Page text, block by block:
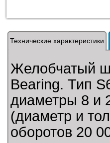
Технические характеристики
Желобчатый
Bearing. Тип
диаметры 8 и
(диаметр и
оборотов 20